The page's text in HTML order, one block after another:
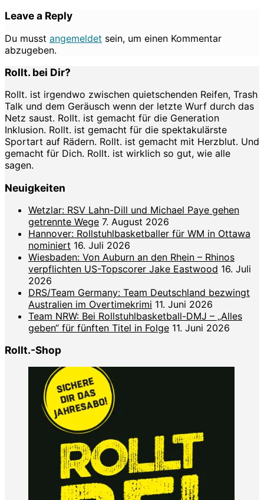
Leave a Reply
Du musst angemeldet sein, um einen Kommentar
abzugeben.
Rollt. bei Dir?
Rollt. ist irgendwo zwischen quietschenden Reifen, Trash
Talk und dem Geräusch wenn der letzte Wurf durch das
Netz saust. Rollt. ist gemacht für die Generation
Inklusion. Rollt. ist gemacht für die spektakulärste
Sportart auf Rädern. Rollt. ist gemacht mit Herzblut. Und
gemacht für Dich. Rollt. ist wirklich so gut, wie alle
sagen.
Neuigkeiten
Wetzlar: RSV Lahn-Dill und Michael Paye gehen
getrennte Wege 7. August 2026
Hannover: Rollstuhlbasketballer für WM in Ottawa
nominiert 16. Juli 2026
Wiesbaden: Von Auburn an den Rhein – Rhinos
verpflichten US-Topscorer Jake Eastwood 16. Juli
2026
DRS/Team Germany: Team Deutschland bezwingt
Australien im Overtimekrimi 11. Juni 2026
Team NRW: Bei Rollstuhlbasketball-DMJ – „Alles
geben“ für fünften Titel in Folge 11. Juni 2026
Rollt.-Shop